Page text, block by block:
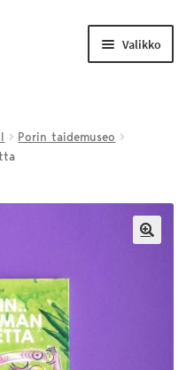
Valikko
Porin taidemuseo